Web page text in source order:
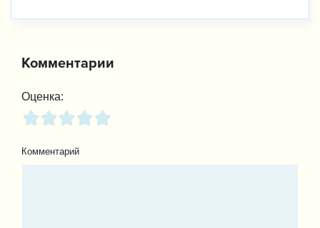
Комментарии
Оценка:
Комментарий